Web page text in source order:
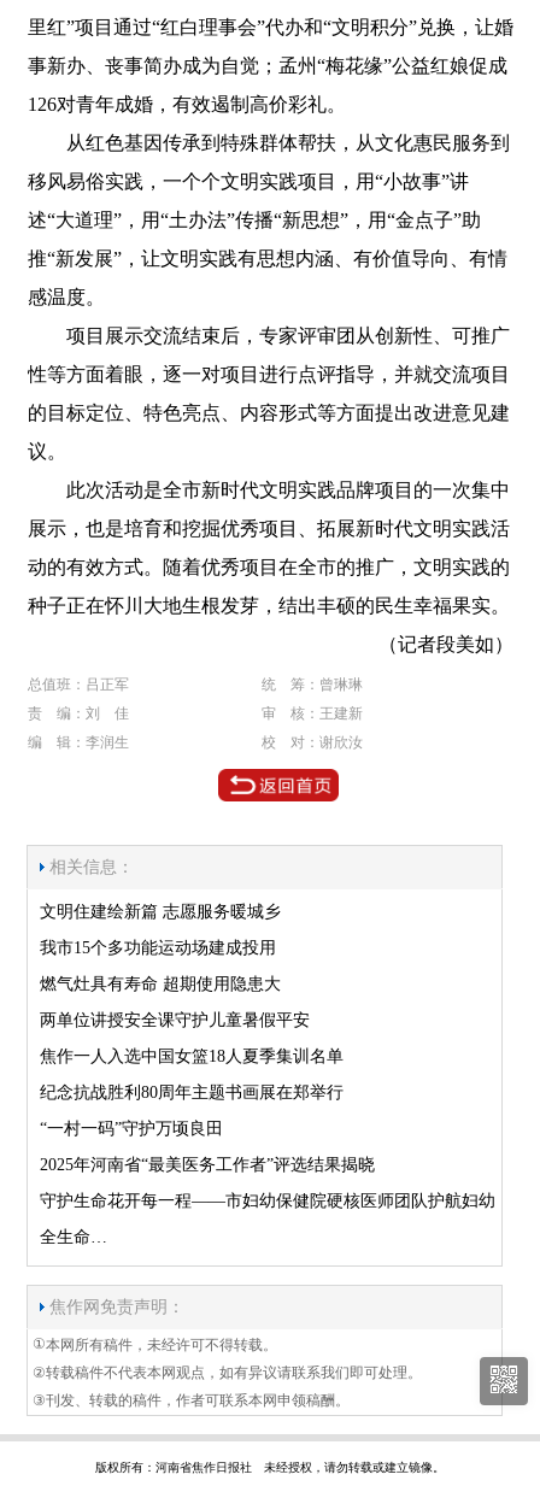
里红”项目通过“红白理事会”代办和“文明积分”兑换，让婚
事新办、丧事简办成为自觉；孟州“梅花缘”公益红娘促成
126对青年成婚，有效遏制高价彩礼。
从红色基因传承到特殊群体帮扶，从文化惠民服务到
移风易俗实践，一个个文明实践项目，用“小故事”讲
述“大道理”，用“土办法”传播“新思想”，用“金点子”助
推“新发展”，让文明实践有思想内涵、有价值导向、有情
感温度。
项目展示交流结束后，专家评审团从创新性、可推广
性等方面着眼，逐一对项目进行点评指导，并就交流项目
的目标定位、特色亮点、内容形式等方面提出改进意见建
议。
此次活动是全市新时代文明实践品牌项目的一次集中
展示，也是培育和挖掘优秀项目、拓展新时代文明实践活
动的有效方式。随着优秀项目在全市的推广，文明实践的
种子正在怀川大地生根发芽，结出丰硕的民生幸福果实。
（记者段美如）
总值班：吕正军
统 筹：曾琳琳
责 编：刘 佳
审 核：王建新
编 辑：李润生
校 对：谢欣汝
相关信息：
文明住建绘新篇 志愿服务暖城乡
我市15个多功能运动场建成投用
燃气灶具有寿命 超期使用隐患大
两单位讲授安全课守护儿童暑假平安
焦作一人入选中国女篮18人夏季集训名单
纪念抗战胜利80周年主题书画展在郑举行
“一村一码”守护万顷良田
2025年河南省“最美医务工作者”评选结果揭晓
守护生命花开每一程——市妇幼保健院硬核医师团队护航妇幼
全生命…
焦作网免责声明：
①本网所有稿件，未经许可不得转载。
②转载稿件不代表本网观点，如有异议请联系我们即可处理。
③刊发、转载的稿件，作者可联系本网申领稿酬。
版权所有：河南省焦作日报社 未经授权，请勿转载或建立镜像。